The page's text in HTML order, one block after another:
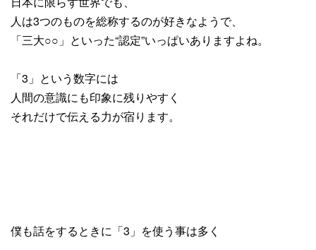
人は3つのものを総称するのが好きなようで、
「三大○○」といった“認定”いっぱいありますよね。
「3」という数字には
人間の意識にも印象に残りやすく
それだけで伝える力が宿ります。
僕も話をするときに「3」を使う事は多く